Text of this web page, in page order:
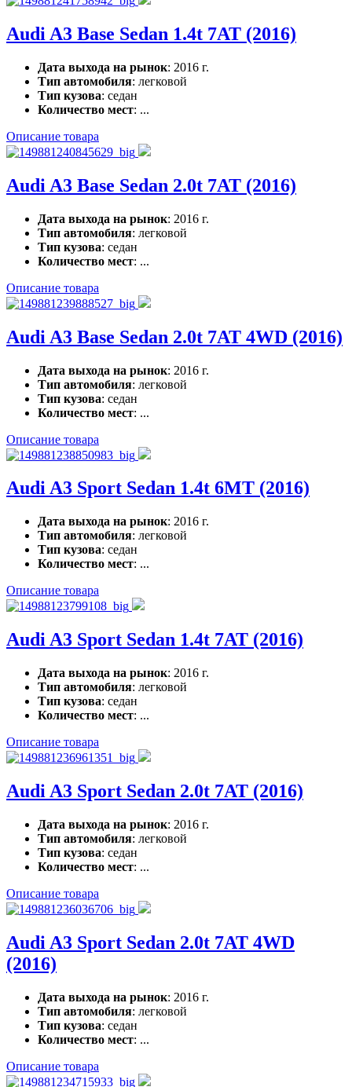
Audi A3 Base Sedan 1.4t 7AT (2016)
Дата выхода на рынок: 2016 г.
Тип автомобиля: легковой
Тип кузова: седан
Количество мест: ...
Описание товара
Audi A3 Base Sedan 2.0t 7AT (2016)
Дата выхода на рынок: 2016 г.
Тип автомобиля: легковой
Тип кузова: седан
Количество мест: ...
Описание товара
Audi A3 Base Sedan 2.0t 7AT 4WD (2016)
Дата выхода на рынок: 2016 г.
Тип автомобиля: легковой
Тип кузова: седан
Количество мест: ...
Описание товара
Audi A3 Sport Sedan 1.4t 6MT (2016)
Дата выхода на рынок: 2016 г.
Тип автомобиля: легковой
Тип кузова: седан
Количество мест: ...
Описание товара
Audi A3 Sport Sedan 1.4t 7AT (2016)
Дата выхода на рынок: 2016 г.
Тип автомобиля: легковой
Тип кузова: седан
Количество мест: ...
Описание товара
Audi A3 Sport Sedan 2.0t 7AT (2016)
Дата выхода на рынок: 2016 г.
Тип автомобиля: легковой
Тип кузова: седан
Количество мест: ...
Описание товара
Audi A3 Sport Sedan 2.0t 7AT 4WD
(2016)
Дата выхода на рынок: 2016 г.
Тип автомобиля: легковой
Тип кузова: седан
Количество мест: ...
Описание товара